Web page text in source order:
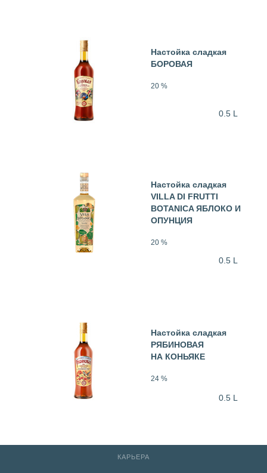
Настойка сладкая
БОРОВАЯ
20 %
0.5 L
Настойка сладкая
VILLA DI FRUTTI
BOTANICA ЯБЛОКО И
ОПУНЦИЯ
20 %
0.5 L
Настойка сладкая
РЯБИНОВАЯ
НА КОНЬЯКЕ
24 %
0.5 L
КАРЬЕРА